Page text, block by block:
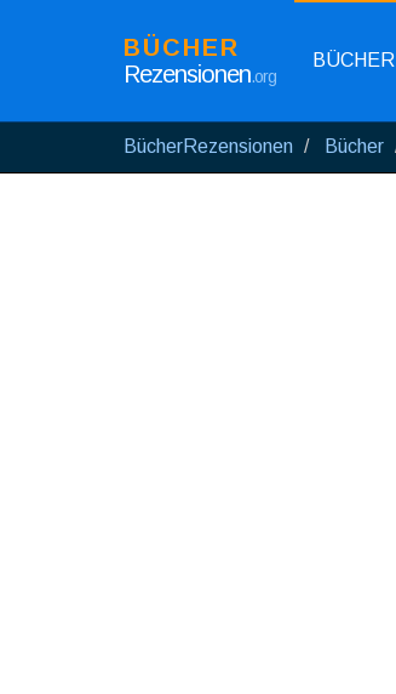
BÜCHER
Rezensionen.org
BÜCHER
BücherRezensionen Bücher